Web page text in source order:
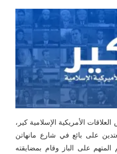
مجلس العلاقات الأمريكية الإسلامية كير،
على بائع في شارع مانهاتن
على الباز وقام بمضايقته